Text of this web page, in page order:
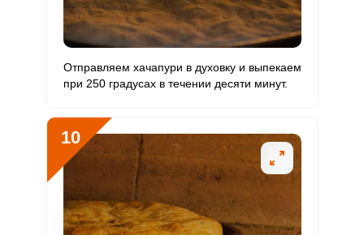
Отправляем хачапури в духовку и выпекаем
при 250 градусах в течении десяти минут.
10